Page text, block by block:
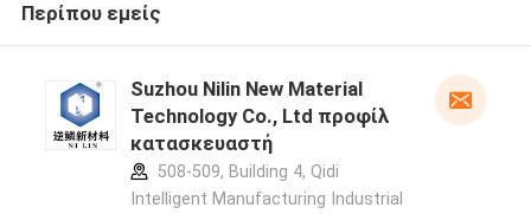
Περίπου εμείς
Suzhou Nilin New Material
Technology Co., Ltd προφίλ
κατασκευαστή
508-509, Building 4, Qidi
Intelligent Manufacturing Industrial